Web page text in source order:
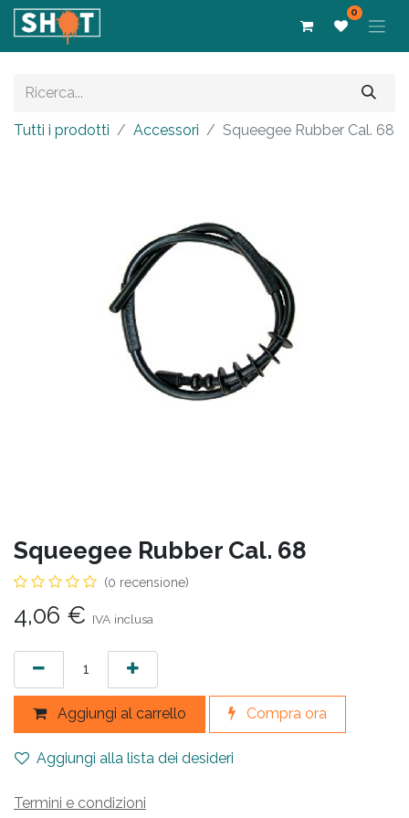
0
Tutti i prodotti Accessori Squeegee Rubber Cal. 68
Squeegee Rubber Cal. 68
(0 recensione)
4,06 € IVA inclusa
Aggiungi al carrello Compra ora
Aggiungi alla lista dei desideri
Termini e condizioni